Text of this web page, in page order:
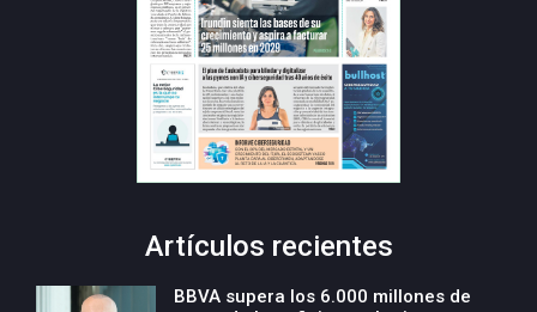
Artículos recientes
BBVA supera los 6.000 millones de